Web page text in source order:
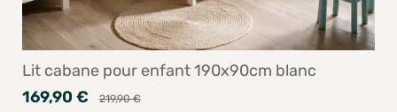
Lit cabane pour enfant 190x90cm blanc
169,90 €
219,90 €